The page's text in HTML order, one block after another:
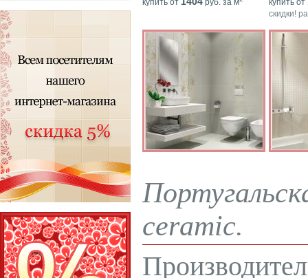
купить от руб. за м купить от
скидки!
ceramic.